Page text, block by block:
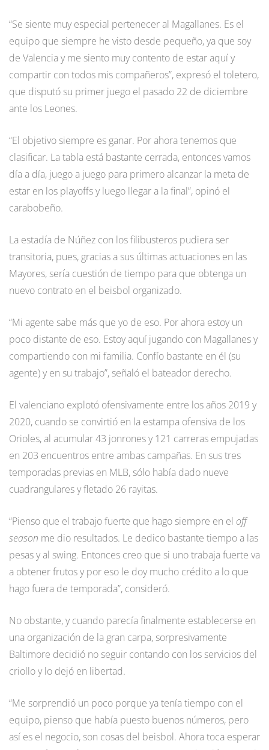
“Se siente muy especial pertenecer al Magallanes. Es el
equipo que siempre he visto desde pequeño, ya que soy
de Valencia y me siento muy contento de estar aquí y
compartir con todos mis compañeros”, expresó el toletero,
que disputó su primer juego el pasado 22 de diciembre
ante los Leones.
“El objetivo siempre es ganar. Por ahora tenemos que
clasificar. La tabla está bastante cerrada, entonces vamos
día a día, juego a juego para primero alcanzar la meta de
estar en los playoffs y luego llegar a la final”, opinó el
carabobeño.
La estadía de Núñez con los filibusteros pudiera ser
transitoria, pues, gracias a sus últimas actuaciones en las
Mayores, sería cuestión de tiempo para que obtenga un
nuevo contrato en el beisbol organizado.
“Mi agente sabe más que yo de eso. Por ahora estoy un
poco distante de eso. Estoy aquí jugando con Magallanes y
compartiendo con mi familia. Confío bastante en él (su
agente) y en su trabajo”, señaló el bateador derecho.
El valenciano explotó ofensivamente entre los años 2019 y
2020, cuando se convirtió en la estampa ofensiva de los
Orioles, al acumular 43 jonrones y 121 carreras empujadas
en 203 encuentros entre ambas campañas. En sus tres
temporadas previas en MLB, sólo había dado nueve
cuadrangulares y fletado 26 rayitas.
“Pienso que el trabajo fuerte que hago siempre en el off
season me dio resultados. Le dedico bastante tiempo a las
pesas y al swing. Entonces creo que si uno trabaja fuerte va
a obtener frutos y por eso le doy mucho crédito a lo que
hago fuera de temporada”, consideró.
No obstante, y cuando parecía finalmente establecerse en
una organización de la gran carpa, sorpresivamente
Baltimore decidió no seguir contando con los servicios del
criollo y lo dejó en libertad.
“Me sorprendió un poco porque ya tenía tiempo con el
equipo, pienso que había puesto buenos números, pero
así es el negocio, son cosas del beisbol. Ahora toca esperar